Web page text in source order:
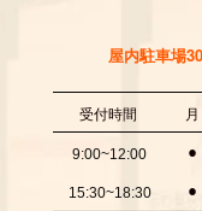
屋内駐車場
受付時間 月
9:00~12:00 ⚫︎
15:30~18:30 ⚫︎